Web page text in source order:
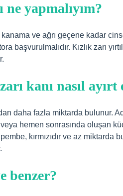
ne yapmalıyım?
kanama ve ağrı geçene kadar
başvurulmalıdır. Kızlık zarı
kanı nasıl
daha fazla miktarda bulunur.
hemen sonrasında oluşan
kırmızıdır ve az miktarda
benzer?